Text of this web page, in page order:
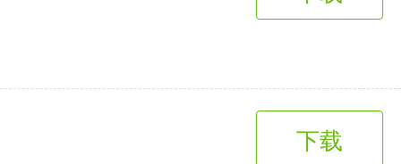
3千+款应用
下载